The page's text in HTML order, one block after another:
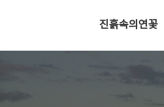
진흙속의연꽃